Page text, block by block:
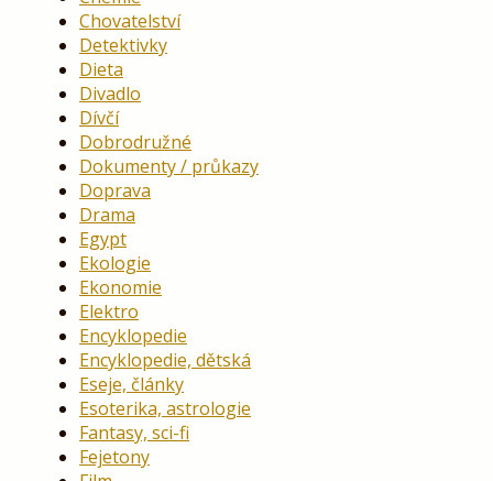
Chovatelství
Detektivky
Dieta
Divadlo
Dívčí
Dobrodružné
Dokumenty / průkazy
Doprava
Drama
Egypt
Ekologie
Ekonomie
Elektro
Encyklopedie
Encyklopedie, dětská
Eseje, články
Esoterika, astrologie
Fantasy, sci-fi
Fejetony